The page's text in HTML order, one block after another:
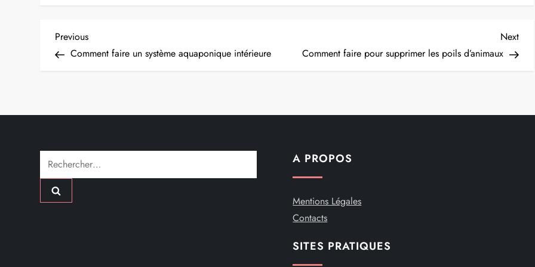
N
g
a
t
Previous
Post
Previous
Comment faire un système aquaponique intérieure
Post
Next
Comment faire pour supprimer les poils d’animaux
Rechercher : A PROPOS
Mentions Légales
Contacts
SITES PRATIQUES